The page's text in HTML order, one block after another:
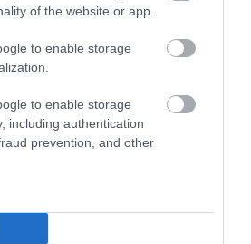
of the website or app.
to enable storage
to enable storage
including authentication
prevention, and other
rossz élményünk volt
felszolgáló
agresszív mocskos
fűző személy
kellemetlen